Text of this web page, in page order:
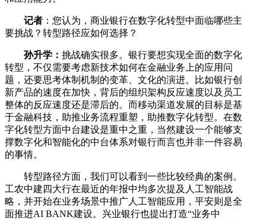
记者 ：您认为，商业银行在数字化转型中面临哪些主
要挑战？转型路径应如何选择？
孙升学： 挑战确实很多。银行要想实现全面的数字化
转型，不仅需要考虑新技术如何在金融业务上的应用问
题，还要思考体制机制的变革、文化的演进。比如银行创
新产品的速度在加快，背后的组织架构反应速度以及员工
整体的反应速度还是滞后的。而移动渠道发展的目标是基
于金融科技，助推业务流程重塑，助推数字化转型。在数
字化转型方面中台建设是重中之重，当然建设一个能够支
撑数字化和智能化的中台体系对银行而言也并非一件容易
的事情。
转型路径方面，我们可以看到一些比较经典的案例。
工农中建四大行在最近的年报中均多次提及人工智能战
略，并开始在业务场景中推广人工智能应用，平安则是全
面推进AI BANK建设。兴业银行也提出打造“业务中